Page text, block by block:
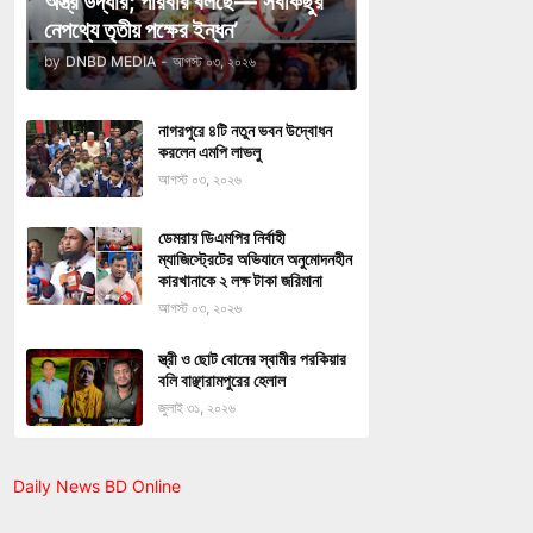
নেপথ্যে তৃতীয় পক্ষের ইন্ধন’
by DNBD MEDIA - আগস্ট ০৩, ২০২৬
নাগরপুরে ৪টি নতুন ভবন উদ্বোধন
করলেন এমপি লাভলু
আগস্ট ০৩, ২০২৬
ডেমরায় ডিএমপির নির্বাহী
ম্যাজিস্ট্রেটের অভিযানে অনুমোদনহীন
কারখানাকে ২ লক্ষ টাকা জরিমানা
আগস্ট ০৩, ২০২৬
স্ত্রী ও ছোট বোনের স্বামীর পরকিয়ার
বলি বাঞ্ছারামপুরের হেলাল
জুলাই ৩১, ২০২৬
Daily News BD Online